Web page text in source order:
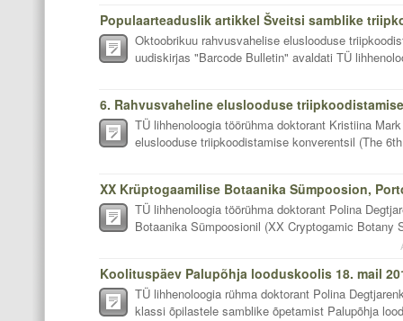
Populaarteaduslik artikkel Šveitsi samblike
Oktoobrikuu rahvusvahelise eluslooduse
uudiskirjas "Barcode Bulletin" avaldati TÜ
TÜ lihhenoloogia töörühma doktorant Kristiina
eluslooduse triipkoodistamise konverentsil (The
XX Krüptogaamilise Botaanika Sümpoosion,
TÜ lihhenoloogia töörühma doktorant Polina
Botaanika Sümpoosionil (XX Cryptogamic Botany
Koolituspäev Palupõhja looduskoolis 18. mail
TÜ lihhenoloogia rühma doktorant Polina
klassi õpilastele samblike õpetamist Palupõhja